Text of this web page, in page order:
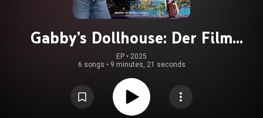
Gabby’s Dollhouse: Der Film
Soundtrack
EP • 2025
6 songs • 9 minutes, 21 seconds